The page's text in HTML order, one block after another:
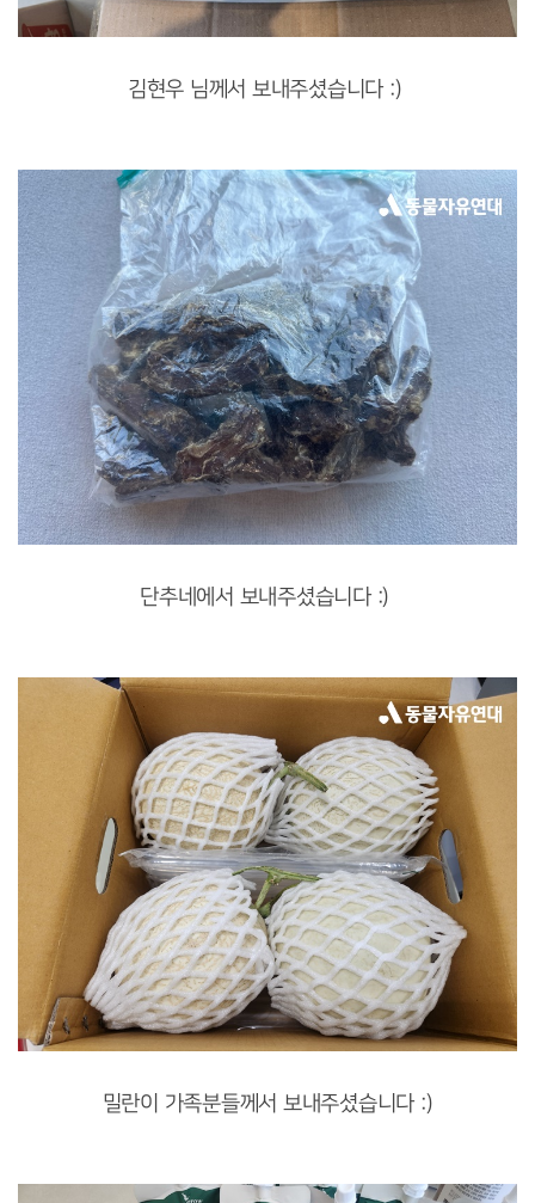
김현우 님께서 보내주셨습니다 :)
단추네에서 보내주셨습니다 :)
밀란이 가족분들께서 보내주셨습니다 :)